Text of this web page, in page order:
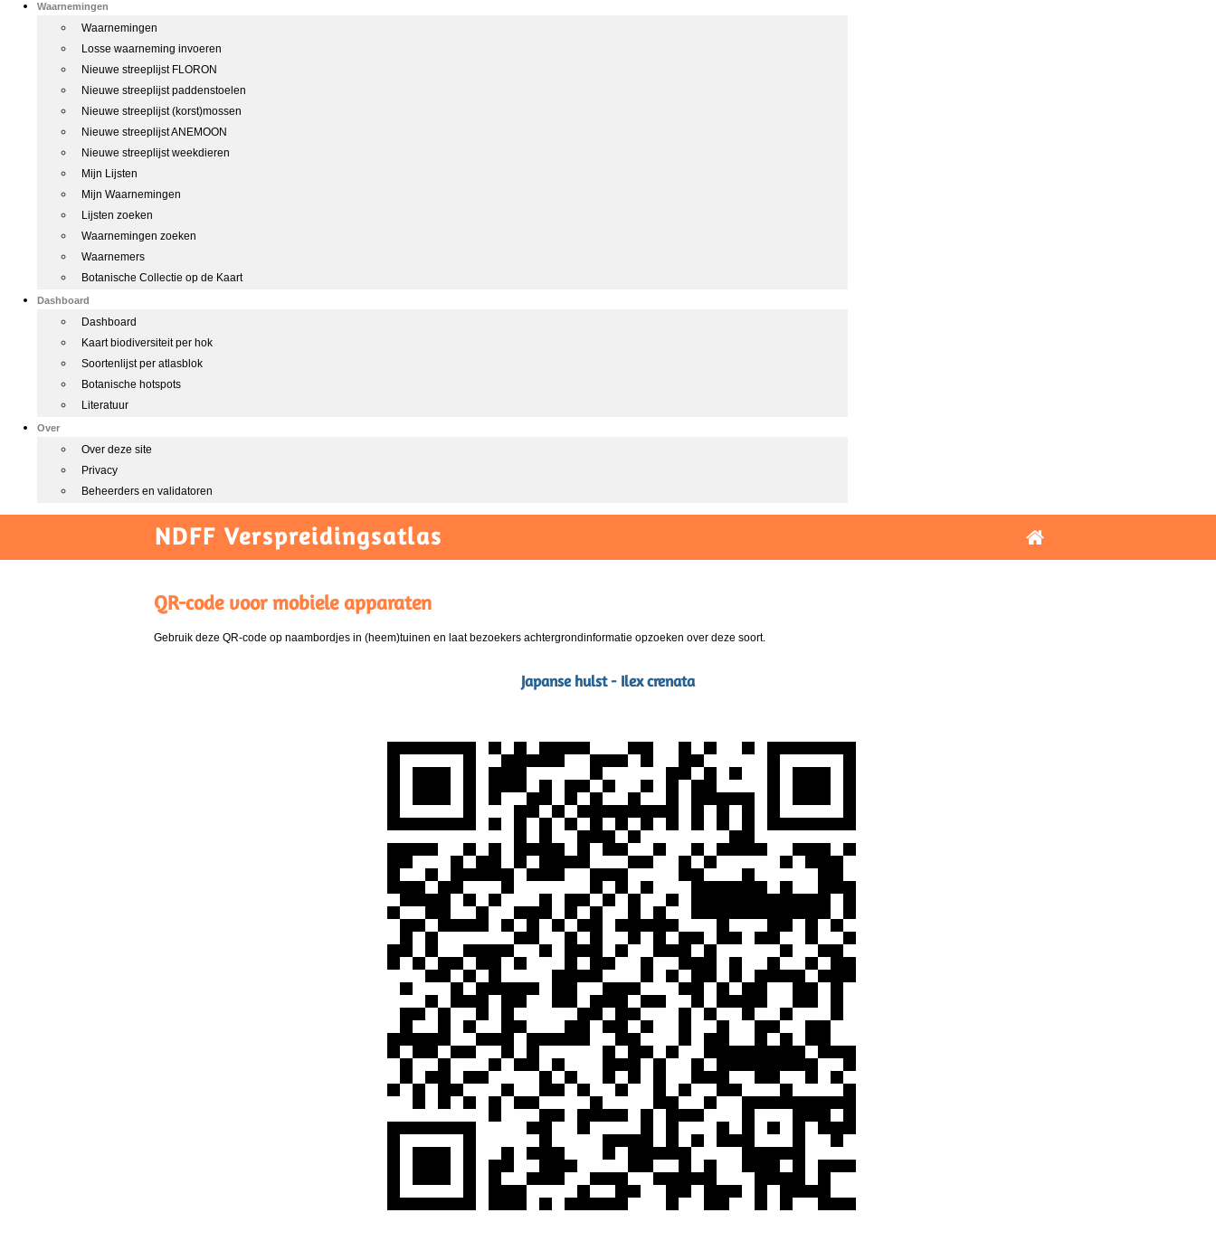
Waarnemingen
Waarnemingen
Losse waarneming invoeren
Nieuwe streeplijst FLORON
Nieuwe streeplijst paddenstoelen
Nieuwe streeplijst (korst)mossen
Nieuwe streeplijst ANEMOON
Nieuwe streeplijst weekdieren
Mijn Lijsten
Mijn Waarnemingen
Lijsten zoeken
Waarnemingen zoeken
Waarnemers
Botanische Collectie op de Kaart
Dashboard
Dashboard
Kaart biodiversiteit per hok
Soortenlijst per atlasblok
Botanische hotspots
Literatuur
Over
Over deze site
Privacy
Beheerders en validatoren
NDFF Verspreidingsatlas
QR-code voor mobiele apparaten
Gebruik deze QR-code op naambordjes in (heem)tuinen en laat bezoekers achtergrondinformatie opzoeken over deze soort.
Japanse hulst - Ilex crenata